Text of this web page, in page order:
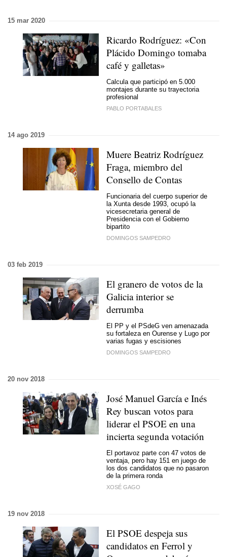
15 mar 2020
Ricardo Rodríguez: «Con
Plácido Domingo tomaba
café y galletas»
Calcula que participó en 5.000
montajes durante su trayectoria
profesional
PABLO PORTABALES
14 ago 2019
Muere Beatriz Rodríguez
Fraga, miembro del
Consello de Contas
Funcionaria del cuerpo superior de
la Xunta desde 1993, ocupó la
vicesecretaria general de
Presidencia con el Gobierno
bipartito
DOMINGOS SAMPEDRO
03 feb 2019
El granero de votos de la
Galicia interior se
derrumba
El PP y el PSdeG ven amenazada
su fortaleza en Ourense y Lugo por
varias fugas y escisiones
DOMINGOS SAMPEDRO
20 nov 2018
José Manuel García e Inés
Rey buscan votos para
liderar el PSOE en una
incierta segunda votación
El portavoz parte con 47 votos de
ventaja, pero hay 151 en juego de
los dos candidatos que no pasaron
de la primera ronda
XOSÉ GAGO
19 nov 2018
El PSOE despeja sus
candidatos en Ferrol y